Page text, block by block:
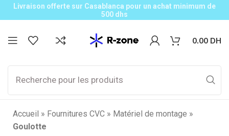
Livraison offerte sur Casablanca pour un achat minimum de
500 dhs
0.00 DH
Accueil » Fournitures CVC » Matériel de montage »
Goulotte